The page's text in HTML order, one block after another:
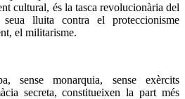
cultural, és la tasca revolucionària del
lluita contra el proteccionisme
el militarisme.
sense monarquia, sense exèrcits
secreta, constitueixen la part més